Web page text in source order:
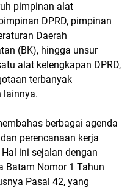
pimpinan alat
DPRD, pimpinan
Daerah
(BK), hingga unsur
alat kelengkapan DPRD,
terbanyak
lainnya.
berbagai agenda
perencanaan kerja
ini sejalan dengan
Batam Nomor 1 Tahun
Pasal 42, yang